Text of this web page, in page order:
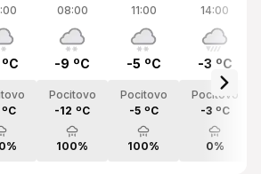
08:00
-9 ºC
Pocitovo
-12 ºC
100%
11:00
-5 ºC
Pocitovo
-5 ºC
100%
14:00
-3 ºC
Pocitovo
-3 ºC
0%